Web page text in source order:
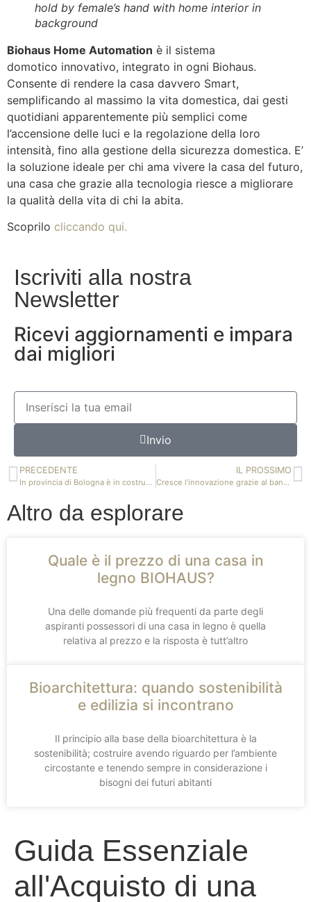
hold by female’s hand with home interior in
background
Biohaus Home Automation è il sistema
domotico innovativo, integrato in ogni Biohaus.
Consente di rendere la casa davvero Smart,
semplificando al massimo la vita domestica, dai gesti
quotidiani apparentemente più semplici come
l’accensione delle luci e la regolazione della loro
intensità, fino alla gestione della sicurezza domestica. E’
la soluzione ideale per chi ama vivere la casa del futuro,
una casa che grazie alla tecnologia riesce a migliorare
la qualità della vita di chi la abita.
Scoprilo cliccando qui.
Iscriviti alla nostra
Newsletter
Ricevi aggiornamenti e impara
dai migliori
Invio
PRECEDENTE
In provincia di Bologna è in costruzione una Biohaus altamente tecnologica
IL PROSSIMO
Cresce l’innovazione grazie al bando europeo POR FESR 2014-2020
Altro da esplorare
Quale è il prezzo di una casa in
legno BIOHAUS?
Una delle domande più frequenti da parte degli
aspiranti possessori di una casa in legno è quella
relativa al prezzo e la risposta è tutt’altro
Bioarchitettura: quando sostenibilità
e edilizia si incontrano
Il principio alla base della bioarchitettura è la
sostenibilità; costruire avendo riguardo per l’ambiente
circostante e tenendo sempre in considerazione i
bisogni dei futuri abitanti
Guida Essenziale
all'Acquisto di una